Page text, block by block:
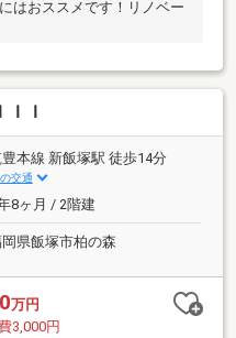
はおススメです！リノベー
Ｉ
本線 新飯塚駅 徒歩14分
交通
8ヶ月 / 2階建
県飯塚市柏の森
万円
3,000円